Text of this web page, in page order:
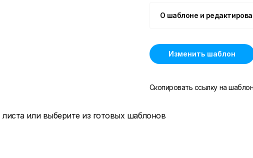
О шаблоне и
Изменить шаблон
Скопировать ссылку на
листа или выберите из готовых шаблонов